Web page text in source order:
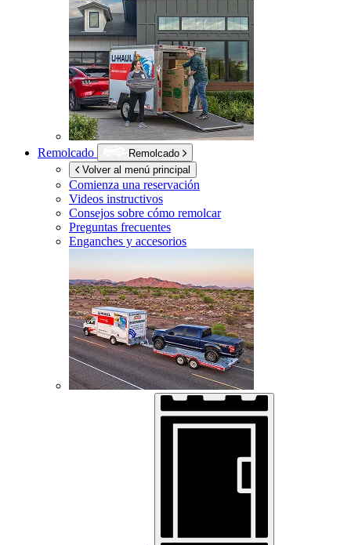
Remolcado
Remolcado
Volver al menú principal
Comienza una reservación
Videos instructivos
Consejos sobre cómo remolcar
Preguntas frecuentes
Enganches y accesorios